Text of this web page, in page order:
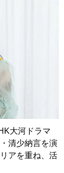
大河ドラマ
清少納言を演
アを重ね、活